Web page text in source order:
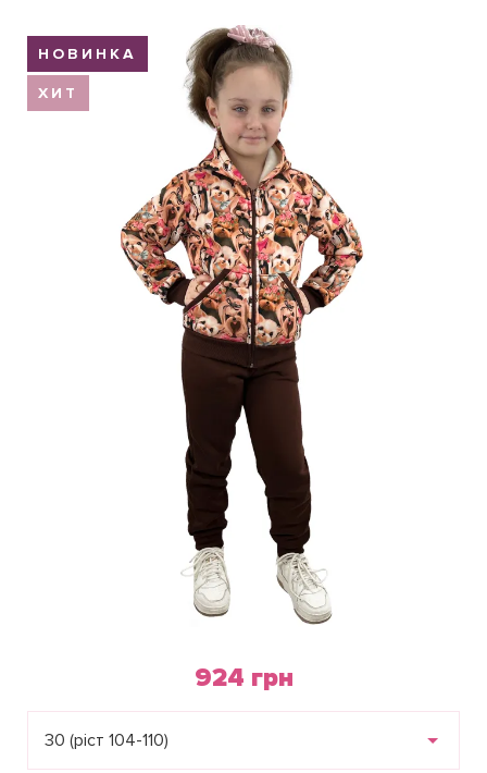
Обмен и возврат
Оптовикам
Контакты
Пн-Пт: с 8.00 до 17.00
(097) 779 44 39
Виктория
(097) 779 44 39
sofiyatextil@gmail.com
г. Горишние Плавни, ул. Строна 3, 2 этаж, София Текстиль
НОВИНКА
ХИТ
924 грн
30 (ріст 104-110)